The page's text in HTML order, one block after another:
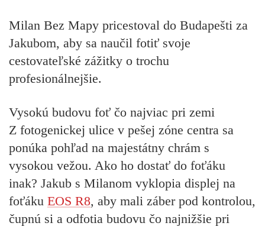
Milan Bez Mapy pricestoval do Budapešti za
Jakubom, aby sa naučil fotiť svoje
cestovateľské zážitky o trochu
profesionálnejšie.
Vysokú budovu foť čo najviac pri zemi
Z fotogenickej ulice v pešej zóne centra sa
ponúka pohľad na majestátny chrám s
vysokou vežou. Ako ho dostať do foťáku
inak? Jakub s Milanom vyklopia displej na
foťáku EOS R8, aby mali záber pod kontrolou,
čupnú si a odfotia budovu čo najnižšie pri